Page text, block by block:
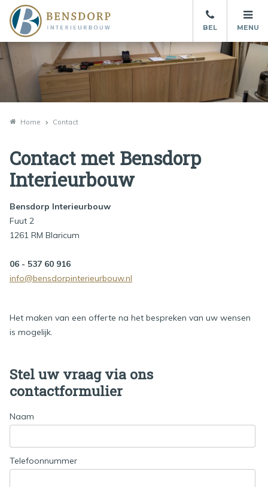
Home Contact
Contact met Bensdorp
Interieurbouw
Bensdorp Interieurbouw
Fuut 2
1261 RM Blaricum
06 - 537 60 916
info@bensdorpinterieurbouw.nl
Het maken van een offerte na het bespreken van uw wensen
is mogelijk.
Stel uw vraag via ons
contactformulier
Naam
Telefoonnummer
BEL MENU